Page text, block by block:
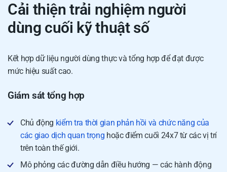
Cải thiện trải nghiệm người
dùng cuối kỹ thuật số
Kết hợp dữ liệu người dùng thực và tổng hợp để đạt được
mức hiệu suất cao.
Giám sát tổng hợp
Chủ động kiểm tra thời gian phản hồi và chức năng của
các giao dịch quan trọng hoặc điểm cuối 24x7 từ các vị trí
trên toàn thế giới.
Mô phỏng các đường dẫn điều hướng — các hành động